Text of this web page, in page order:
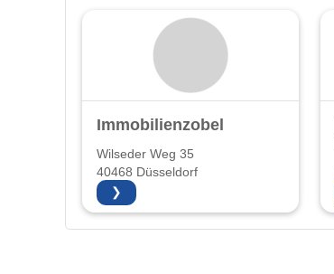
Immobilienzobel
Wilseder Weg 35
40468 Düsseldorf
❯